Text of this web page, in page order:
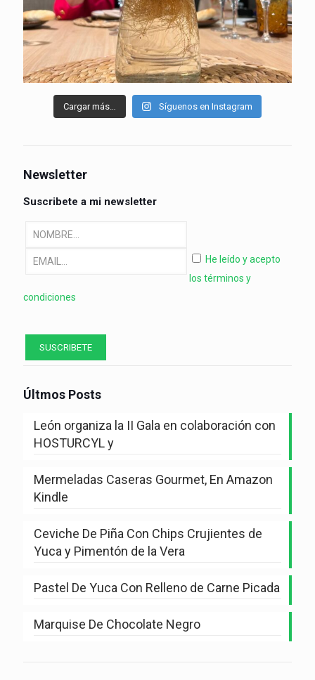
Cargar más… Síguenos en Instagram
Newsletter
Suscribete a mi newsletter
He leído y acepto
los términos y
condiciones
Últmos Posts
León organiza la II Gala en colaboración con
HOSTURCYL y
Mermeladas Caseras Gourmet, En Amazon
Kindle
Ceviche De Piña Con Chips Crujientes de
Yuca y Pimentón de la Vera
Pastel De Yuca Con Relleno de Carne Picada
Marquise De Chocolate Negro